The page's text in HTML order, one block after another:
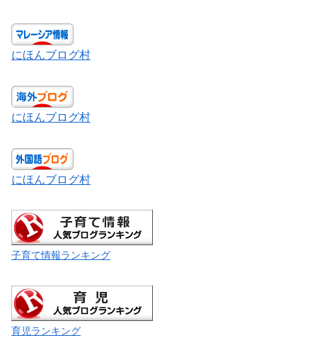
にほんブログ村
にほんブログ村
にほんブログ村
子育て情報ランキング
育児ランキング